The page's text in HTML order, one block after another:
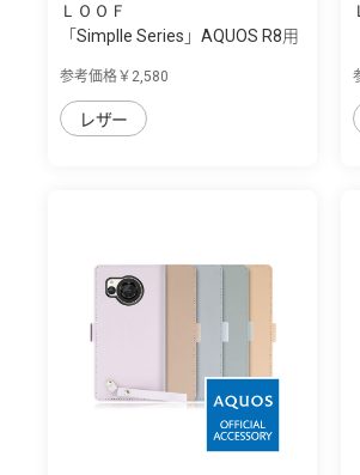
ＬＯＯＦ
「Simplle Series」AQUOS R8用
参考価格￥2,580
レザー